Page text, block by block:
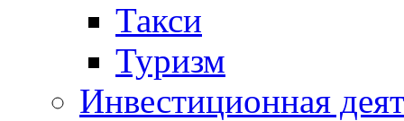
Такси
Туризм
Инвестиционная